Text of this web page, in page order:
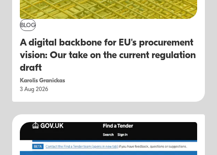
BLOG
A digital backbone for EU's procurement
vision: Our take on the current regulation
draft
Karolis Granickas
3 Aug 2026